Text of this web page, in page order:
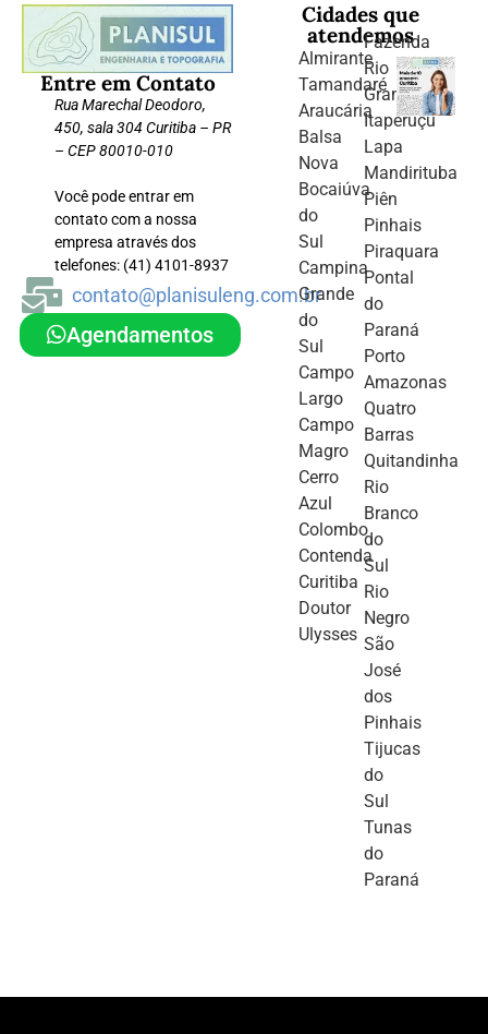
Entre em Contato
Rua Marechal Deodoro,
450, sala 304 Curitiba – PR
– CEP 80010-010
Você pode entrar em
contato com a nossa
empresa através dos
telefones: (41) 4101-8937
contato@planisuleng.com.br
Agendamentos
Cidades que
atendemos
Almirante
Tamandaré
Araucária
Balsa
Nova
Bocaiúva
do
Sul
Campina
Grande
do
Sul
Campo
Largo
Campo
Magro
Cerro
Azul
Colombo
Contenda
Curitiba
Doutor
Ulysses
Fazenda
Rio
Grande
Itaperuçu
Lapa
Mandirituba
Piên
Pinhais
Piraquara
Pontal
do
Paraná
Porto
Amazonas
Quatro
Barras
Quitandinha
Rio
Branco
do
Sul
Rio
Negro
São
José
dos
Pinhais
Tijucas
do
Sul
Tunas
do
Paraná